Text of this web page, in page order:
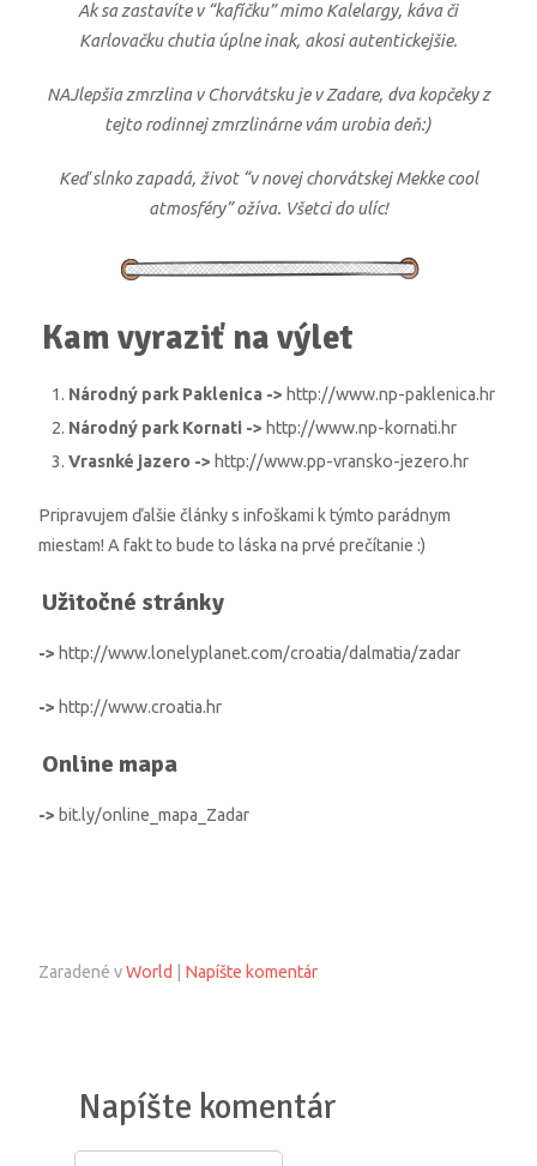
Ak sa zastavíte v “kafíčku” mimo Kalelargy, káva či
Karlovačku chutiaúplne inak, akosi autentickejšie.
NAJlepšia zmrzlina v Chorvátsku je v Zadare, dva kopčeky z
tejto rodinnej zmrzlinárne vám urobia deň:)
Keď slnko zapadá, život “v novej chorvátskej Mekke cool
atmosféry” ožíva. Všetci do ulíc!
Kam vyraziť na výlet
Národný park Paklenica -> http://www.np-paklenica.hr
Národný park Kornati -> http://www.np-kornati.hr
Vrasnké jazero -> http://www.pp-vransko-jezero.hr
Pripravujem ďalšie články s infoškami k týmto parádnym
miestam! A fakt to bude to láska na prvé prečítanie :)
Užitočné stránky
-> http://www.lonelyplanet.com/croatia/dalmatia/zadar
-> http://www.croatia.hr
Online mapa
-> bit.ly/online_mapa_Zadar
Zaradené vWorld Napíšte komentár
Napíšte komentár